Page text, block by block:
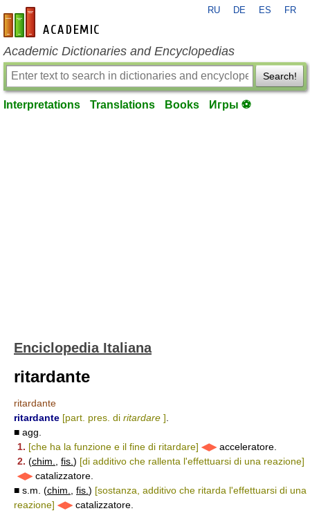
en-academic.com
RU DE ES FR
Academic Dictionaries and Encyclopedias
Search!
Interpretations Translations Books Игры ⚽
Enciclopedia Italiana
ritardante
ritardante
ritardante [part. pres. di ritardare ]
■ agg.
1. [che ha la funzione e il fine di ritardare] ◀▶acceleratore.
2. (chim. fis. ) [di additivo che rallenta l'effettuarsi di una reazione]
◀▶catalizzatore.
■ s.m. (chim. fis. ) [sostanza, additivo che ritarda l'effettuarsi di una
reazione] ◀▶catalizzatore.